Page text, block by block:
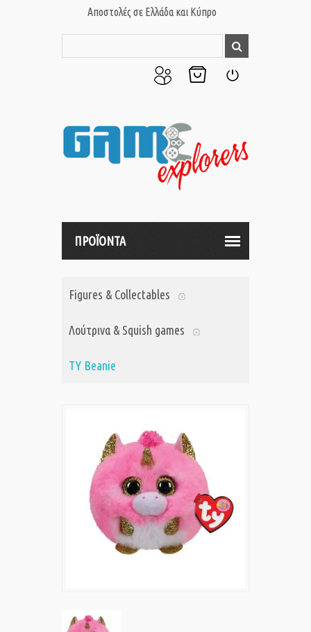
Αποστολές σε Ελλάδα και Κύπρο
μου
ΠΡΟΪΟΝΤΑ
Figures & Collectables
Λούτρινα & Squish games
TY Beanie